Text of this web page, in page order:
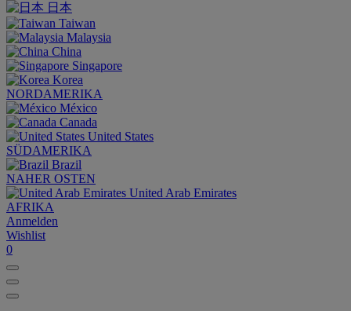
日本
Taiwan
Malaysia
China
Singapore
Korea
NORDAMERIKA
México
Canada
United States
SÜDAMERIKA
Brazil
NAHER OSTEN
United Arab Emirates
AFRIKA
Anmelden
Wishlist
0